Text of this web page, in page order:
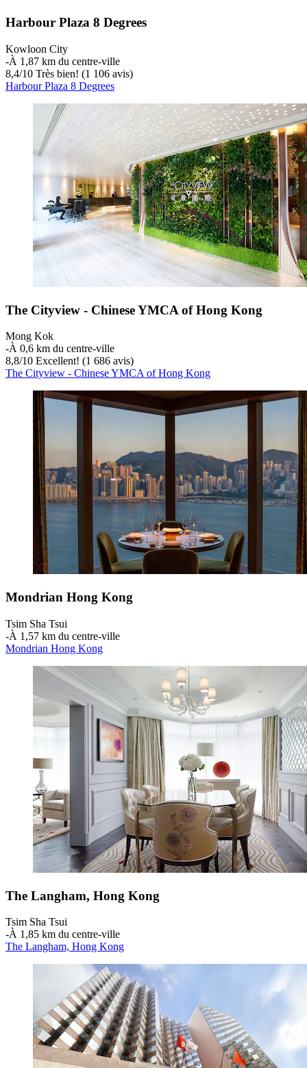
Harbour Plaza 8 Degrees
Kowloon City
‐À 1,87 km du centre-ville
8,4/10 Très bien! (1 106 avis)
Harbour Plaza 8 Degrees
The Cityview - Chinese YMCA of Hong Kong
Mong Kok
‐À 0,6 km du centre-ville
8,8/10 Excellent! (1 686 avis)
The Cityview - Chinese YMCA of Hong Kong
Mondrian Hong Kong
Tsim Sha Tsui
‐À 1,57 km du centre-ville
Mondrian Hong Kong
The Langham, Hong Kong
Tsim Sha Tsui
‐À 1,85 km du centre-ville
The Langham, Hong Kong